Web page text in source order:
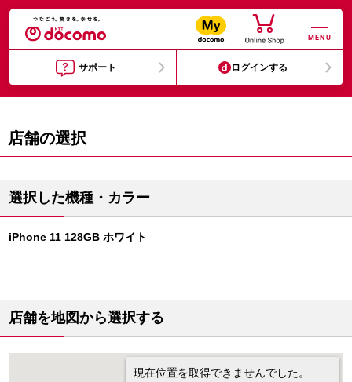
MENU
サポート ログインする
店舗の選択
選択した機種・カラー
iPhone 11 128GB ホワイト
店舗を地図から選択する
現在位置を取得できませんでした。